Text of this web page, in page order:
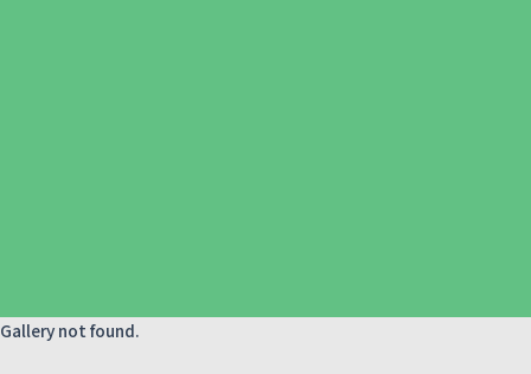
Gallery not found.